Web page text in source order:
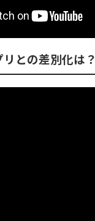
との差別化は？